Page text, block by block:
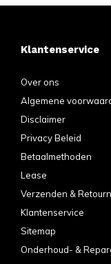
Klantenservice
Over ons
Algemene
Disclaimer
Privacy Beleid
Betaalmethoden
Lease
Verzenden &
Klantenservice
Sitemap
Onderhoud- &